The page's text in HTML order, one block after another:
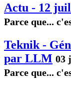
Actu - 12
Parce que...
Teknik -
par LLM 03
Parce que...